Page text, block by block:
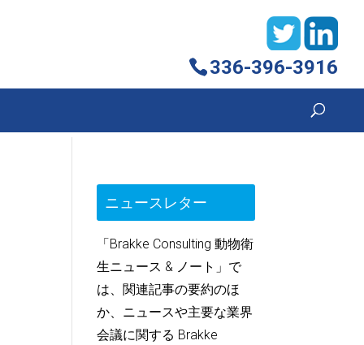
336-396-3916
ニュースレター
「Brakke Consulting 動物衛
生ニュース & ノート」で
は、関連記事の要約のほ
か、ニュースや主要な業界
会議に関する Brakke